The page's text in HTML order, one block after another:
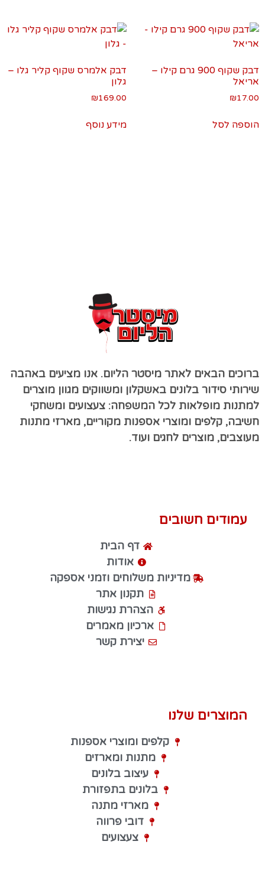
דבק שקוף 900 גרם קילו –
אריאל
₪17.00
הוספה לסל
דבק אלמרס שקוף קליר גלו –
גלון
₪169.00
מידע נוסף
ברוכים הבאים לאתר מיסטר הליום. אנו מציעים באהבה
שירותי סידור בלונים באשקלון ומשווקים מגוון מוצרים
למתנות מופלאות לכל המשפחה: צעצועים ומשחקי
חשיבה, קלפים ומוצרי אספנות מקוריים, מארזי מתנות
מעוצבים, מוצרים לחגים ועוד.
עמודים חשובים
דף הבית
אודות
מדיניות משלוחים וזמני אספקה
תקנון אתר
הצהרת נגישות
ארכיון מאמרים
יצירת קשר
המוצרים שלנו
קלפים ומוצרי אספנות
מתנות ומארזים
עיצוב בלונים
בלונים בתפזורת
מארזי מתנה
דובי פרווה
צעצועים